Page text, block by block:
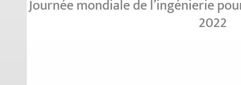
Journée mondiale de l’ingénierie
2022